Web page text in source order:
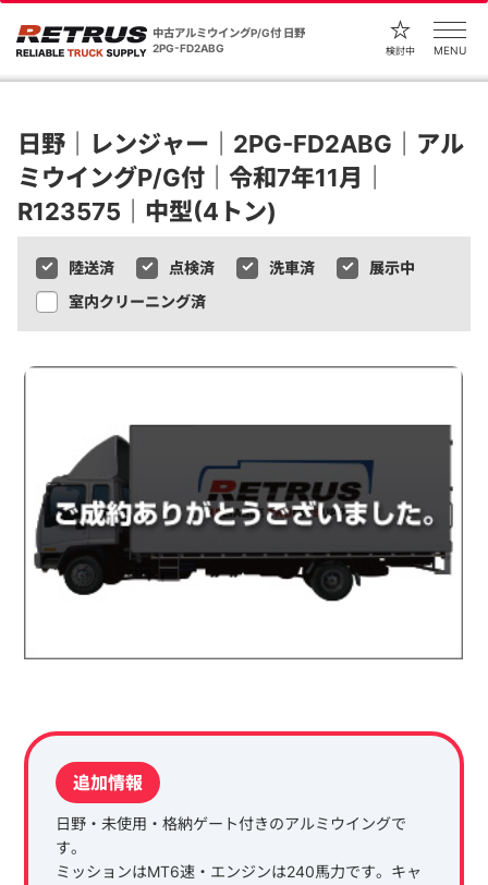
中古アルミウイングP/G付 日野
2PG-FD2ABG
検討中 MENU
日野｜レンジャー｜2PG-FD2ABG｜アル
ミウイングP/G付｜令和7年11月｜
R123575｜中型(4トン)
陸送済 点検済 洗車済
展示中
室内クリーニング済
追加情報
日野・未使用・格納ゲート付きのアルミウイングで
す。
ミッションはMT6速・エンジンは240馬力です。キャ